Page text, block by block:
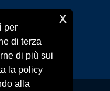
per
di terza
di più sui
la policy
alla
x